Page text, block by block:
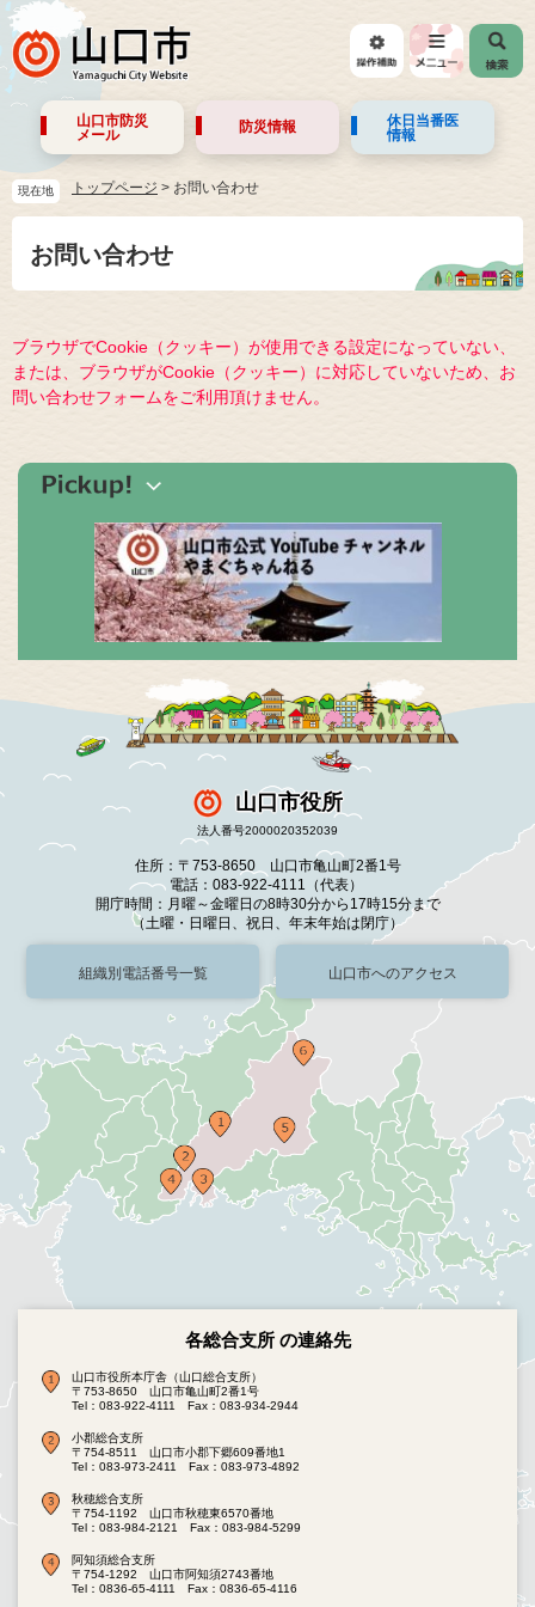
山口市防災
メール
防災情報
休日当番医
情報
現在地 トップページ > お問い合わせ
お問い合わせ
ブラウザでCookie（クッキー）が使用できる設定になっていない、
または、ブラウザがCookie（クッキー）に対応していないため、お
問い合わせフォームをご利用頂けません。
山口市役所
法人番号2000020352039
住所：〒753-8650 山口市亀山町2番1号
電話：083-922-4111（代表）
開庁時間：月曜～金曜日の8時30分から17時15分まで
（土曜・日曜日、祝日、年末年始は閉庁）
組織別電話番号一覧 山口市へのアクセス
各総合支所 の連絡先
山口市役所本庁舎（山口総合支所）
〒753-8650 山口市亀山町2番1号
Tel：083-922-4111
Fax：083-934-2944
小郡総合支所
〒754-8511 山口市小郡下郷609番地1
Tel：083-973-2411
Fax：083-973-4892
秋穂総合支所
〒754-1192 山口市秋穂東6570番地
Tel：083-984-2121
Fax：083-984-5299
阿知須総合支所
〒754-1292 山口市阿知須2743番地
Tel：0836-65-4111
Fax：0836-65-4116